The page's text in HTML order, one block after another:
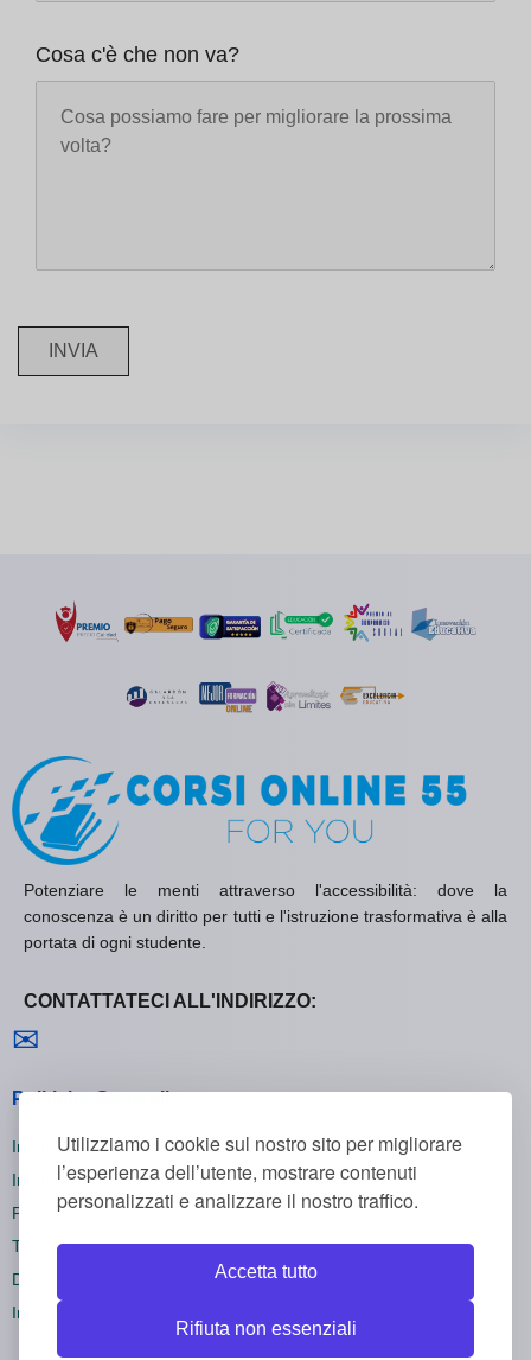
Utilizziamo i cookie sul nostro sito per migliorare
l’esperienza dell’utente, mostrare contenuti
personalizzati e analizzare il nostro traffico.
Accetta tutto
Rifiuta non essenziali
Cosa c'è che non va?
INVIA
Potenziare le menti attraverso l'accessibilità: dove la
conoscenza è un diritto per tutti e l'istruzione trasformativa è alla
portata di ogni studente.
CONTATTATECI ALL'INDIRIZZO:
✉
Politiche Generali
Informativa sulla Privacy
Informativa sui Cookie
Politica di Rimborso
Termini e Condizioni
Disiscriversi
Impostazioni dei cookie